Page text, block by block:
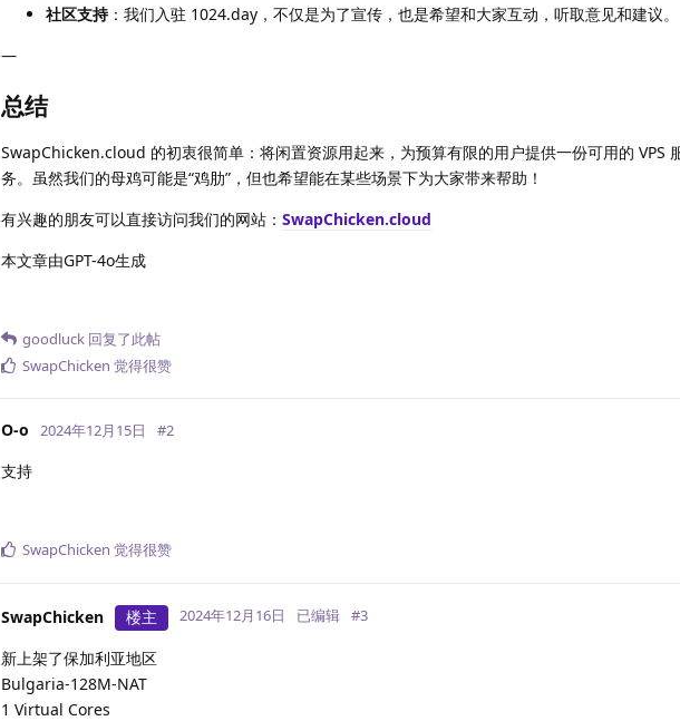
社区支持：我们入驻 1024.day，不仅是为了宣传，也是希望和大家互动，听取意见和建议。
—
总结
SwapChicken.cloud 的初衷很简单：将闲置资源用起来，为预算有限的用户提供一份可用的 VPS
务。虽然我们的母鸡可能是“鸡肋”，但也希望能在某些场景下为大家带来帮助！
有兴趣的朋友可以直接访问我们的网站： SwapChicken.cloud
本文章由GPT-4o生成
goodluck 回复了此帖
SwapChicken 觉得很赞
O-o 2024年12月15日 #2
支持
SwapChicken 觉得很赞
SwapChicken 楼主 2024年12月16日 已编辑 #3
新上架了保加利亚地区
Bulgaria-128M-NAT
1 Virtual Cores